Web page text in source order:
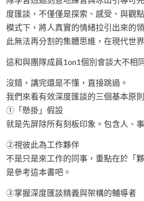
度匯談，不僅僅是探索、感受、與觀
模式下，將人真實的情緒拉引出來的
此無法再分割的集體思維，在現代世
這和與團隊成員1on1個別會談大不相
沒錯，講完還是不懂，直接跳過。
我們來看有效深度匯談的三個基本原
①「懸掛」假設
就是先屏除所有刻板印象。包含人、
②視彼此為工作夥伴
不是只是來工作的同事，重點在於「
是參考這本書吧。
③掌握深度匯談精義與架構的輔導者